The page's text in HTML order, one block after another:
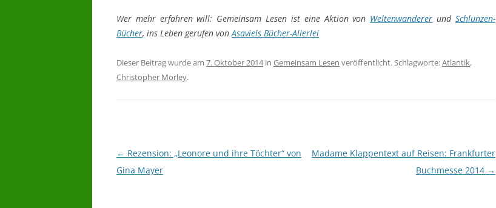
Wer mehr erfahren will: Gemeinsam Lesen ist eine Aktion von Weltenwanderer und Schlunzen-
Bücher, ins Leben gerufen von Asaviels Bücher-Allerlei
Dieser Beitrag wurde am 7. Oktober 2014in Gemeinsam Lesen veröffentlicht. Schlagworte:Atlantik,
Christopher Morley.
Beitragsnavigation
← Rezension: „Leonore und ihre Töchter“ von
Gina Mayer
Madame Klappentext auf Reisen: Frankfurter
Buchmesse 2014 →